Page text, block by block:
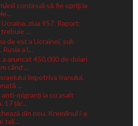
continuă să fie opriţi la
Ucraina, ziua 957. Raport:
...
de est a Ucrainei, sub
Rusia a l...
a aruncat 450.000 de dolari
când ...
împotriva Iranului,
...
anti-migranți ia cu asalt
17 țăr...
din nou. Kremlinul i-a
tali...